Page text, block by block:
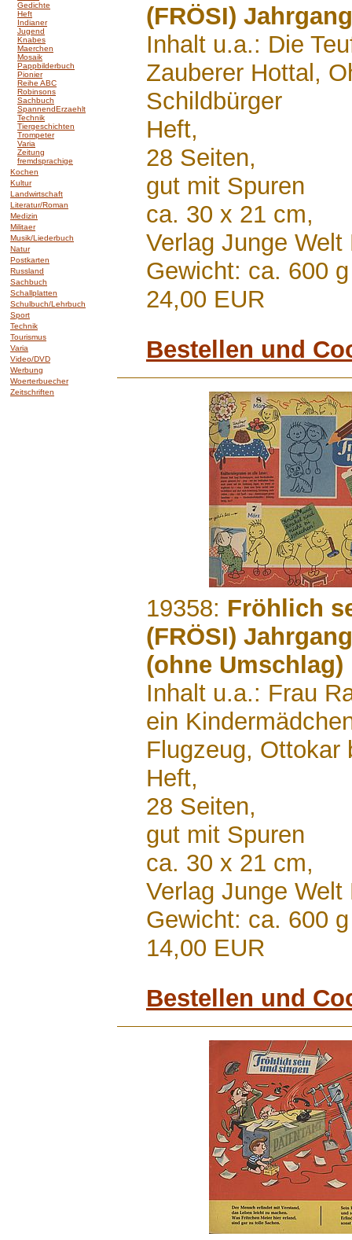
Gedichte
Heft
Indianer
Jugend
Knabes
Maerchen
Mosaik
Pappbilderbuch
Pionier
Reihe ABC
Robinsons
Sachbuch
SpannendErzaehlt
Technik
Tiergeschichten
Trompeter
Varia
Zeitung
fremdsprachige
Kochen
Kultur
Landwirtschaft
Literatur/Roman
Medizin
Militaer
Musik/Liederbuch
Natur
Postkarten
Russland
Sachbuch
Schallplatten
Schulbuch/Lehrbuch
Sport
Technik
Tourismus
Varia
Video/DVD
Werbung
Woerterbuecher
Zeitschriften
(FRÖSI)
Inhalt u.a.: Die
Zauberer Hottal,
Schildbürger
Heft,
28 Seiten,
gut mit Spuren
ca. 30 x 21 cm,
Verlag Junge
Gewicht: ca. 600 g
24,00 EUR
Bestellen und
19358: Fröhlich
(FRÖSI)
(ohne Umschlag)
Inhalt u.a.: Frau
ein
Flugzeug, Ottokar
Heft,
28 Seiten,
gut mit Spuren
ca. 30 x 21 cm,
Verlag Junge
Gewicht: ca. 600 g
14,00 EUR
Bestellen und